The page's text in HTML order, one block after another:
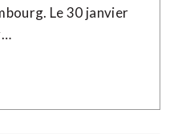
Le 30 janvier